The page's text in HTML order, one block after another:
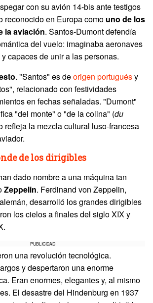
con su avión 14-bis ante testigos
reconocido en Europa como uno de los
la aviación. Santos-Dumont defendía
del vuelo: imaginaba aeronaves
capaces de unir a las personas.
. "Santos" es deorigen portuguésy
relacionado con festividades
en fechas señaladas. "Dumont"
"del monte" o "de la colina" (du
refleja la mezcla cultural luso-francesa
de los dirigibles
dado nombre a una máquina tan
Zeppelin. Ferdinand von Zeppelin,
desarrolló los grandes dirigibles
los cielos a finales del siglo XIX y
PUBLICIDAD
una revolución tecnológica.
y despertaron una enorme
Eran enormes, elegantes y, al mismo
El desastre del Hindenburg en 1937